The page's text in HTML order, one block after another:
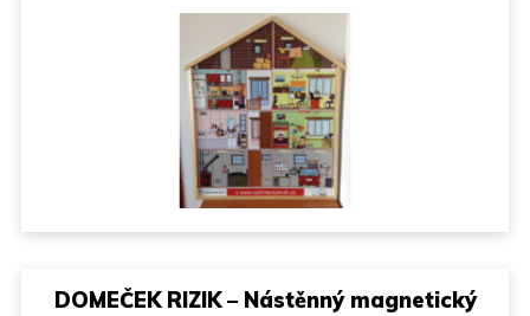
DOMEČEK RIZIK – Nástěnný magnetický